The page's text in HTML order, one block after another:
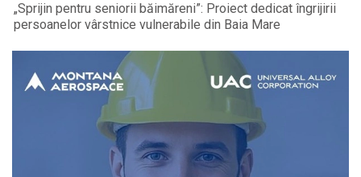
„Sprijin pentru seniorii băimăreni”: Proiect dedicat îngrijirii
persoanelor vârstnice vulnerabile din Baia Mare